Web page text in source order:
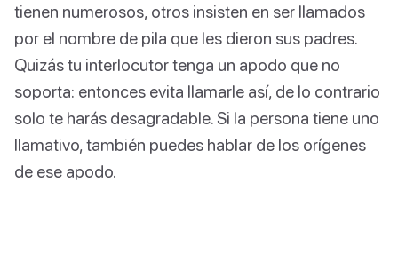
tienen numerosos, otros insisten en ser llamados
por el nombre de pila que les dieron sus padres.
Quizás tu interlocutor tenga un apodo que no
soporta: entonces evita llamarle así, de lo contrario
solo te harás desagradable. Si la persona tiene uno
llamativo, también puedes hablar de los orígenes
de ese apodo.